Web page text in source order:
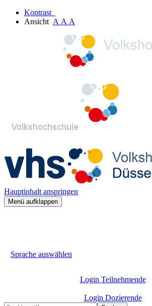
Kontrast
Ansicht A A A
Hauptinhalt anspringen
Menü aufklappen
Sprache auswählen
Login Teilnehmende
Login Dozierende